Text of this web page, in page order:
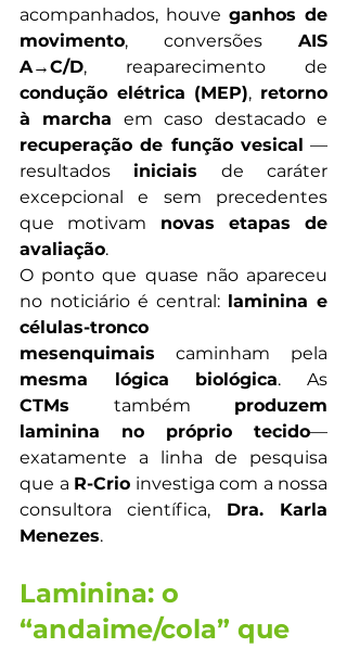
acompanhados, houve ganhos de
movimento, conversões AIS
A→C/D
condução elétrica (MEP), retorno
à marcha
recuperação de função vesical —
resultados iniciais de caráter
excepcional e sem precedentes
que motivam novas etapas de
avaliação.
O ponto que quase não apareceu
no noticiário é central: laminina e
células-tronco
mesenquimais
mesma lógica biológica
CTMs também produzem
laminina no próprio tecido—
exatamente a linha de pesquisa
que a R-Crio investiga com a nossa
consultora científica, Dra. Karla
Menezes.
Laminina: o
“andaime/cola” que